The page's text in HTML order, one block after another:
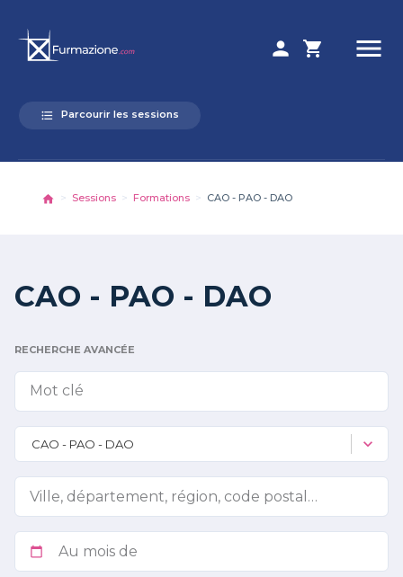
person shopping_cart menu
format_list_bulleted Parcourir les sessions
Sessions Formations CAO - PAO - DAO
CAO - PAO - DAO
RECHERCHE AVANCÉE
CAO - PAO - DAO